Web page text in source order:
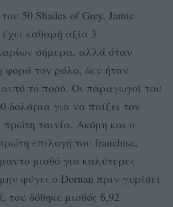
50 Shades of Grey, Jamie
καθαρή αξία 3
σήμερα, αλλά όταν
φορά τον ρόλο, δεν ήταν
το ποσό. Οι παραγωγοί του
δολάρια για να παίξει τον
πρώτη ταινία. Ακόμη και ο
επιλογή του franchise,
μισθό για καλύτερες
φύγει ο Dornan πριν γυρίσει
του δόθηκε μισθός 6,92